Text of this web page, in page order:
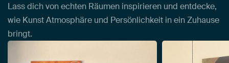
Lass dich von echten Räumen inspirieren und entdecke,
wie Kunst Atmosphäre und Persönlichkeit in ein Zuhause
bringt.